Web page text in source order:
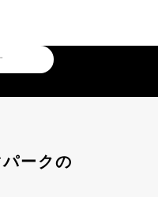
ークの